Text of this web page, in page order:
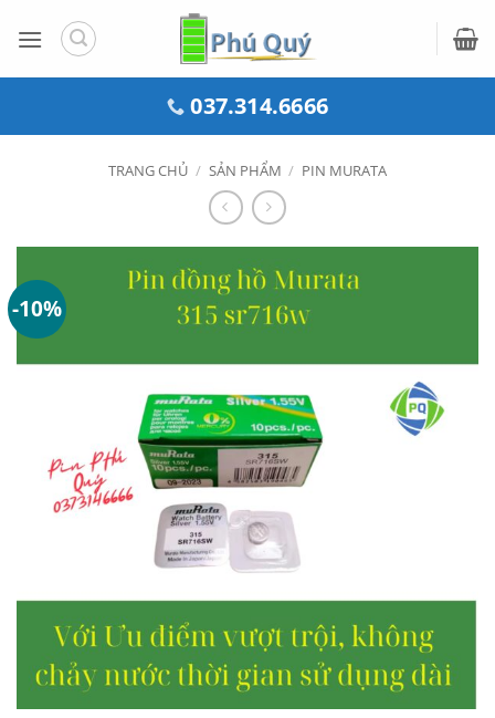
qua
037.314.6666
TRANG CHỦ / SẢN PHẨM / PIN MURATA
-10%